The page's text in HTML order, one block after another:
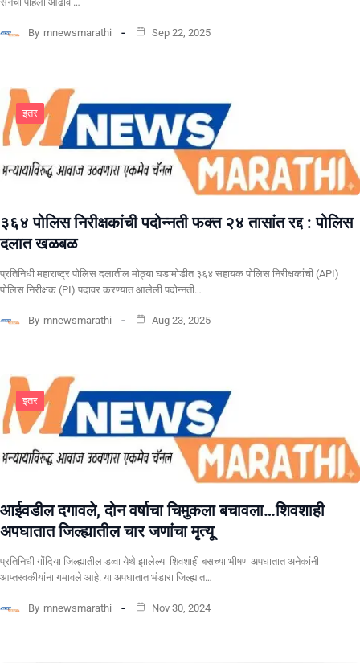
By mnewsmarathi Sep 22, 2025
इतर
३६४ पोलिस निरीक्षकांची पदोन्नती फक्त २४ तासांत रद्द : पोलिस
दलात खळबळ
प्रतिनिधी महाराष्ट्र पोलिस दलातील मोठ्या घडामोडीत ३६४ सहायक पोलिस निरीक्षकांची (API)
पोलिस निरीक्षक (PI) पदावर करण्यात आलेली पदोन्नती…
By mnewsmarathi Aug 23, 2025
इतर
आईवडील दगावले, दोन वर्षाचा चिमुकला बचावला…शिवशाही
अपघातात जिल्ह्यातील चार जणांचा मृत्यू
प्रतिनिधी गोंदिया जिल्ह्यातील डव्वा येथे झालेल्या शिवशाही बसच्या भीषण अपघातात अनेकांनी
आप्तस्वकीयांना गमावले आहे. या अपघातात भंडारा जिल्ह्यात…
By mnewsmarathi Nov 30, 2024